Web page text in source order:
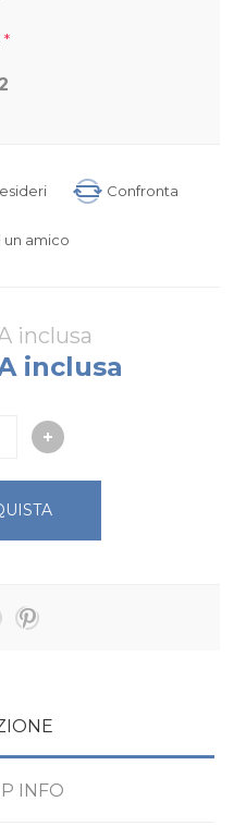
*
Confronta
un amico
inclusa
inclusa
INFO